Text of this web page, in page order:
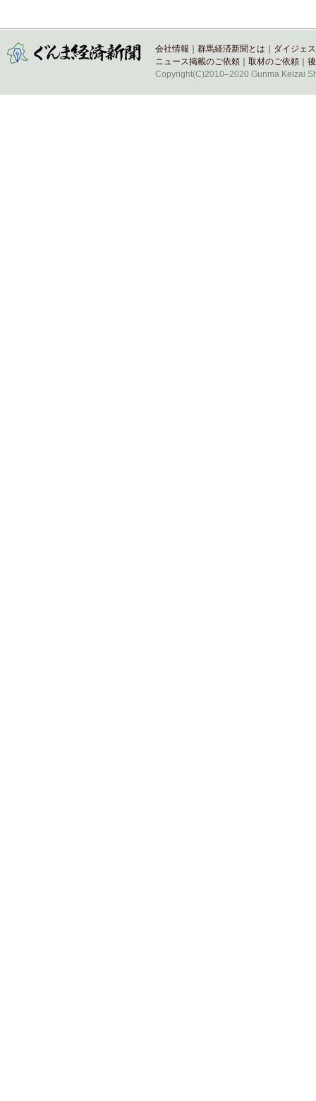
会社情報 群馬経済新聞とは
ダイジェ
ニュース掲載のご依頼
取材のご依頼
Copyright(C)2010–2020 Gunma Keizai